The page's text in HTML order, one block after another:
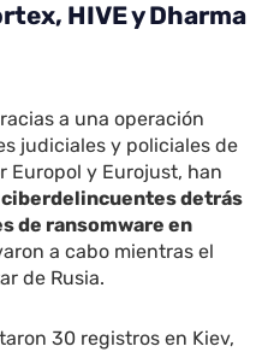
HIVE y Dharma
a una operación
judiciales y policiales de
Europol y Eurojust, han
detrás
de ransomware en
a cabo mientras el
de Rusia.
30 registros en Kiev,